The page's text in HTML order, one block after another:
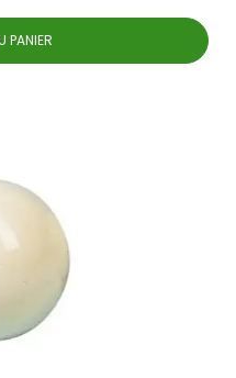
PANIER